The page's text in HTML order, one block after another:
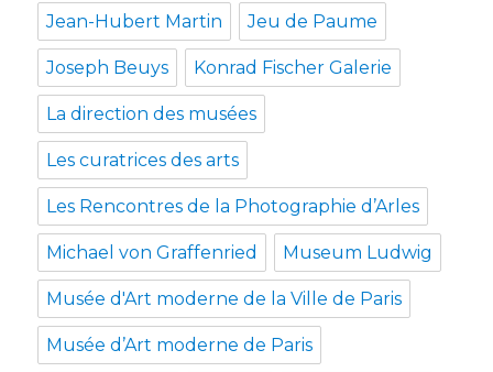
Jean-Hubert Martin Jeu de Paume
Joseph Beuys Konrad Fischer Galerie
La direction des musées
Les curatrices des arts
Les Rencontres de la Photographie d’Arles
Michael von Graffenried Museum Ludwig
Musée d'Art moderne de la Ville de Paris
Musée d’Art moderne de Paris